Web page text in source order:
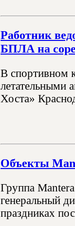
Работник
БПЛА на
В спортивном
летательными
Хоста»
Объекты
Группа
генеральный
праздниках